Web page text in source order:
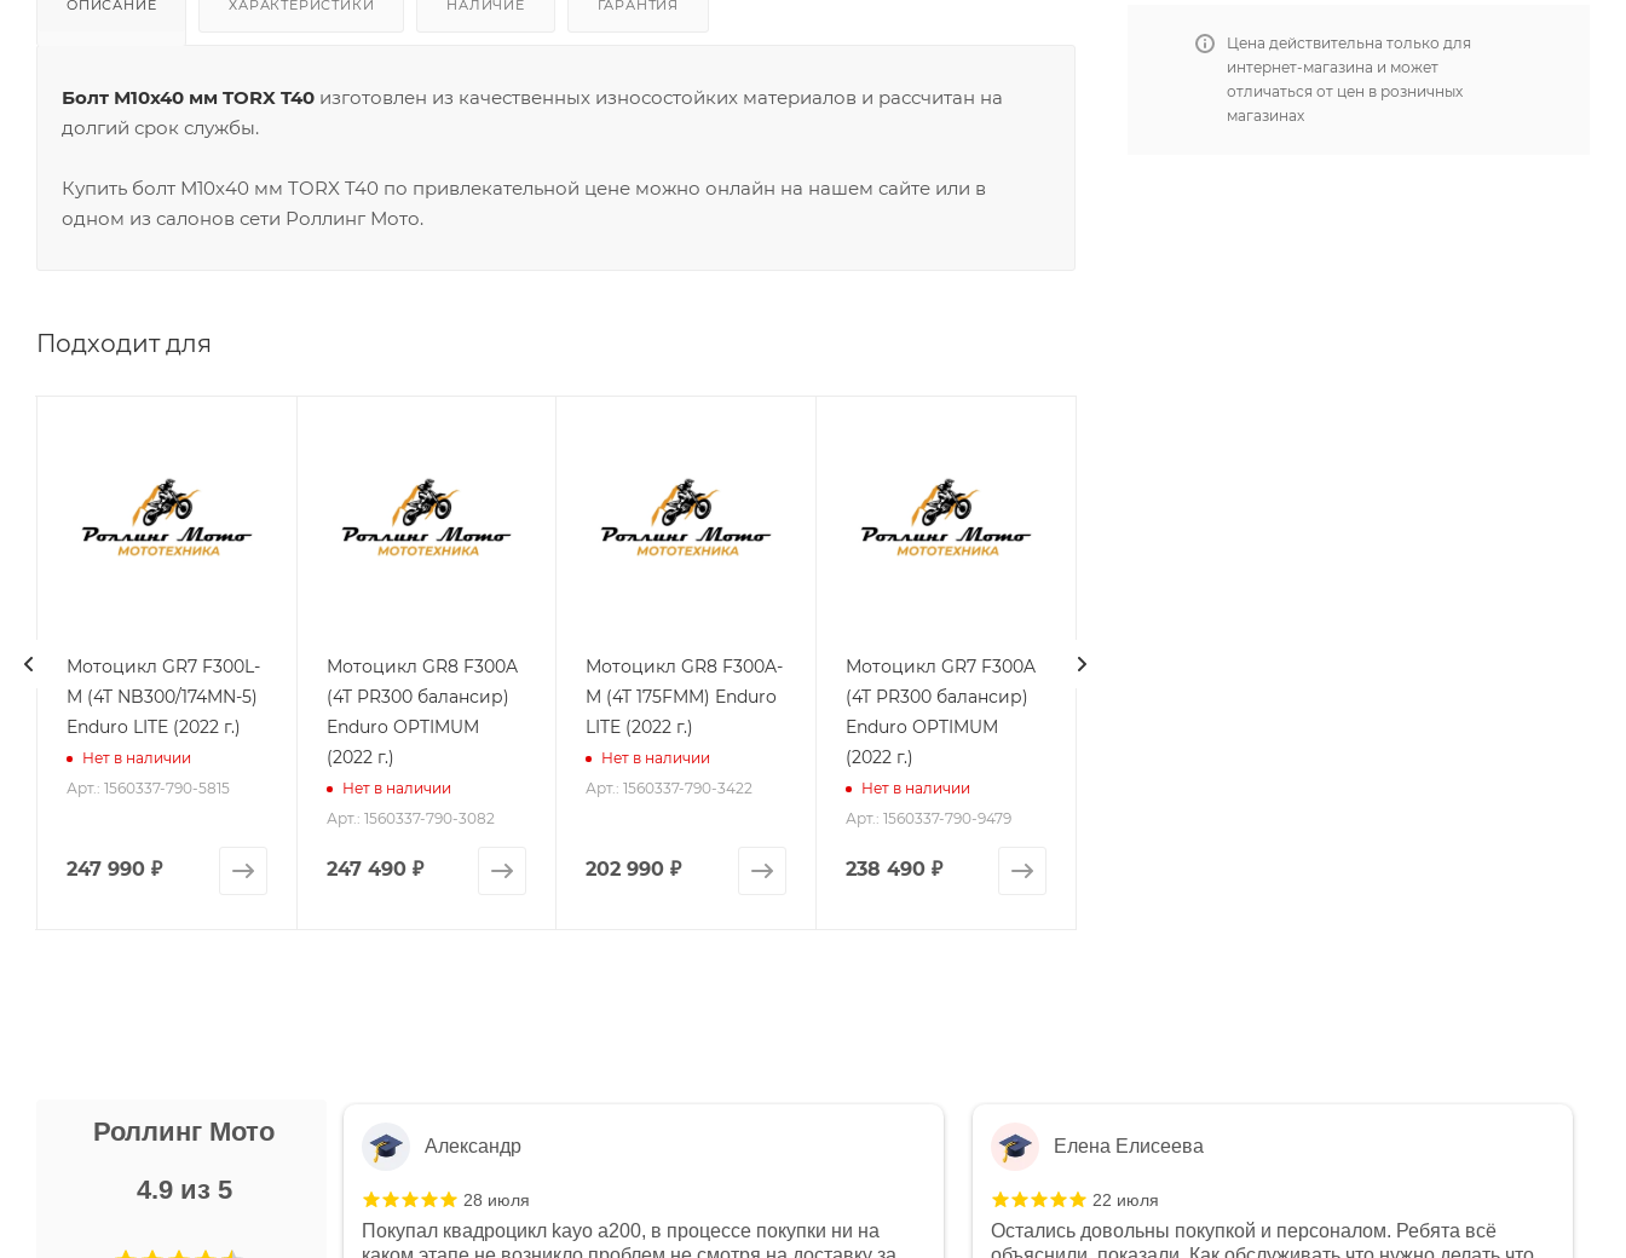
ОПИСАНИЕ ХАРАКТЕРИСТИКИ НАЛИЧИЕ ГАРАНТИЯ
Болт М10х40 мм TORX T40 изготовлен из качественных износостойких материалов и рассчитан на
долгий срок службы.
Купить болт М10х40 мм TORX T40 по привлекательной цене можно онлайн на нашем сайте или в
одном из салонов сети Роллинг Мото.
Подходит для
Мотоцикл GR7 F300L-
M (4T NB300/174MN-5)
Enduro LITE (2022 г.)
Нет в наличии
Арт.: 1560337-790-5815
247 990₽
Мотоцикл GR8 F300A
(4T PR300 балансир)
Enduro OPTIMUM
(2022 г.)
Нет в наличии
Арт.: 1560337-790-3082
247 490₽
Мотоцикл GR8 F300A-
M (4T 175FMM) Enduro
LITE (2022 г.)
Нет в наличии
Арт.: 1560337-790-3422
202 990 ₽
Мотоцикл GR7 F300A
(4T PR300 балансир)
Enduro OPTIMUM
(2022 г.)
Нет в наличии
Арт.: 1560337-790-9479
238 490 ₽
Цена действительна только для
интернет-магазина и может
отличаться от цен в розничных
магазинах
Роллинг Мото
4.9 из 5
Александр
28 июля
Покупал квадроцикл kayo a200, в процессе покупки ни на
Елена Елисеева
22 июля
Остались довольны покупкой и персоналом. Ребята всё